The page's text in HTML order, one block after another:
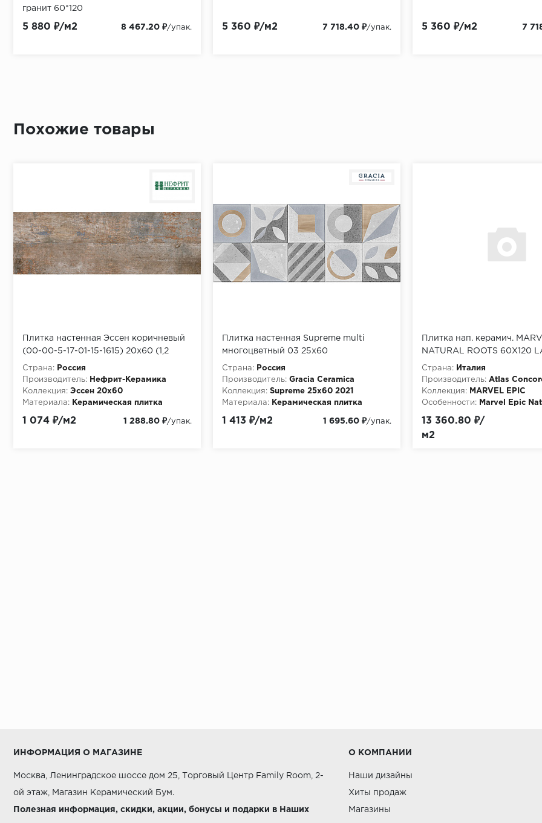
гранит 60*120
5 880 ₽/м2 8 467.20 ₽/упак. 5 360 ₽/м2 7 718.40 ₽/упак. 5 360 ₽/м2 7
Похожие товары
Плитка настенная Эссен коричневый
(00-00-5-17-01-15-1615) 20х60 (1,2
м2/57,6 м2/48уп)
Страна:
Россия
Производитель:
Нефрит-Керамика
Коллекция: Эссен 20х60
Материала:
Керамическая плитка
1 074 ₽/м2 1 288.80 ₽/упак.
Плитка настенная Supreme multi
многоцветный 03 25х60
(1,2м2/57,6м2/48уп) (рельеф)
Страна:
Россия
Производитель: Gracia Ceramica
Коллекция: Supreme 25х60 2021
Материала:
Керамическая плитка
1 413 ₽/м2 1 695.60 ₽/упак.
Плитка нап. керамич.
NATURAL ROOTS 60X120
60x120 (HEIK)
Страна:
Италия
Производитель: Atlas
Коллекция:
MARVEL EPIC
Особенности:
Marvel Epic
13 360.80 ₽/
м2
ИНФОРМАЦИЯ О МАГАЗИНЕ
Москва, Ленинградское шоссе дом 25, Торговый Центр Family Room, 2-
ой этаж, Магазин Керамический Бум.
Полезная информация, скидки, акции, бонусы и подарки в Наших
О КОМПАНИИ
Наши дизайны
Хиты продаж
Магазины